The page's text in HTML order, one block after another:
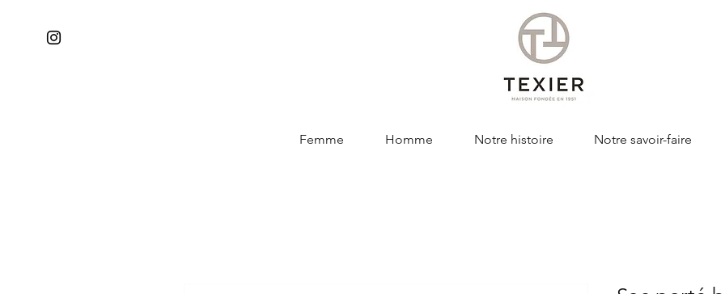
Femme Homme Notre histoire Notre savoir-faire